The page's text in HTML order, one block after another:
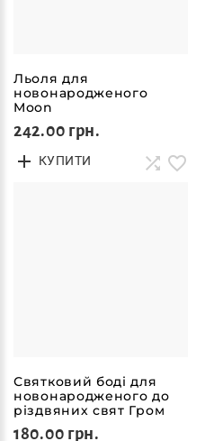
Льоля для
новонародженого
Moon
242.00 грн.
КУПИТИ
Святковий боді для
новонародженого до
різдвяних свят Гром
180.00 грн.